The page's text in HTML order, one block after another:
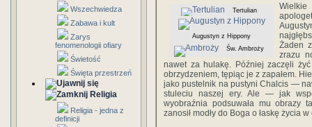
Wszechwiedza
Zabawa i kult
Zarys
fenomenologii ofiary
Świetość
Święta przestrzeń
Religia
Religia - jedna z
definicji
Tertulian
Augustyn z Hippony
Św. Ambroży
Wielkie
Żaden
zrazu
nawet za hulakę. Później zaczęli
obrzydzeniem, tępiąc je z zapałem.
jako pustelnik na pustyni Chalcis —
stuleciu naszej ery. Ale — jak
wyobraźnia podsuwała mu obrazy
zanosił modły do Boga o łaskę życia